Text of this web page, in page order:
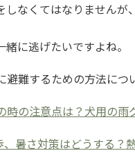
しなくてはなりません
に逃げたいですよね。
難するための方法につ
時の注意点は？犬用の雨
暑さ対策はどうする？